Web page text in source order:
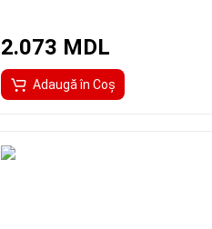
2.073 MDL
Adaugă în Coş